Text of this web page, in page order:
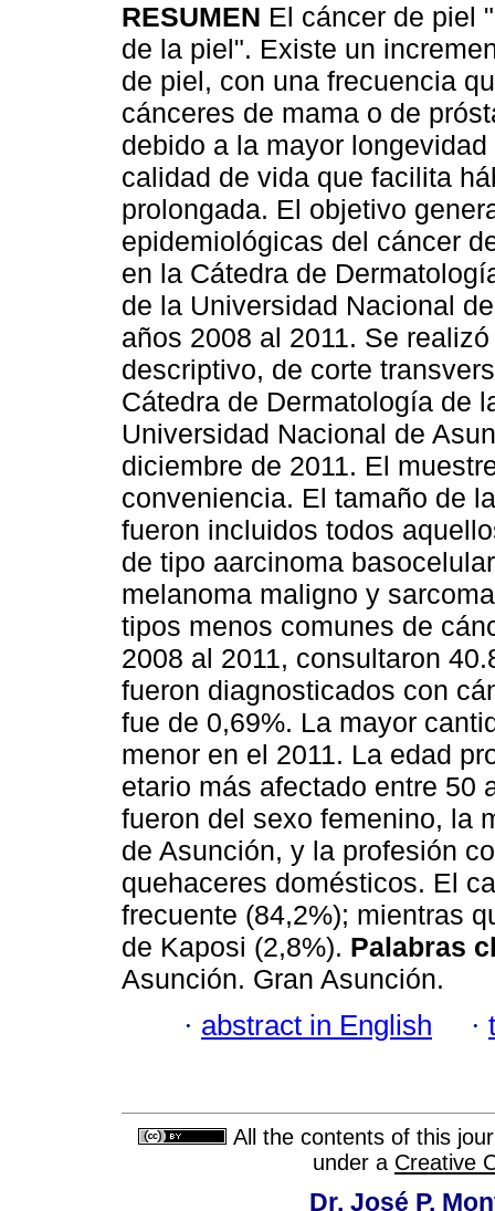
RESUMEN El cáncer de piel
de la piel". Existe un
de piel, con una frecuencia
cánceres de mama o de
debido a la mayor
calidad de vida que facilita
prolongada. El objetivo
epidemiológicas del cáncer
en la Cátedra de
de la Universidad Nacional
años 2008 al 2011. Se
descriptivo, de corte
Cátedra de Dermatología de
Universidad Nacional de
diciembre de 2011. El
conveniencia. El tamaño de
fueron incluidos todos
de tipo aarcinoma
melanoma maligno y
tipos menos comunes de
2008 al 2011, consultaron
fueron diagnosticados con
fue de 0,69%. La mayor
menor en el 2011. La edad
etario más afectado entre 50
fueron del sexo femenino, la
de Asunción, y la profesión
quehaceres domésticos. El
frecuente (84,2%); mientras
de Kaposi (2,8%). Palabras
Asunción. Gran Asunción.
· abstract in English ·
All the contents of this
under a Creative
Dr. José P.